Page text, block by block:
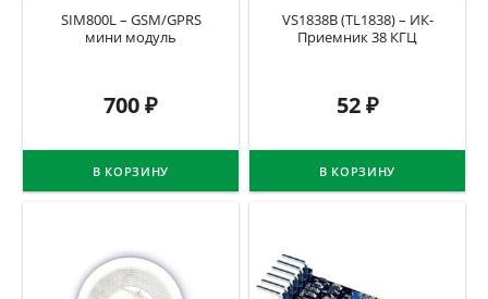
SIM800L – GSM/GPRS
мини модуль
700₽
В КОРЗИНУ
VS1838B (TL1838) – ИК-
Приемник 38 КГЦ
52₽
В КОРЗИНУ